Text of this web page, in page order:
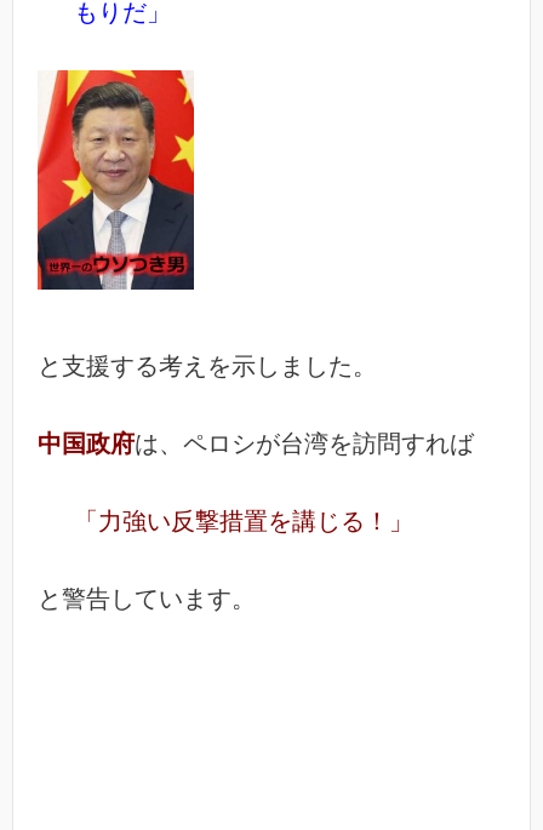
もりだ」
と支援する考えを示しました。
中国政府は、ペロシが台湾を訪問すれば
「力強い反撃措置を講じる！」
と警告しています。